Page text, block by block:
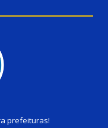
prefeituras!